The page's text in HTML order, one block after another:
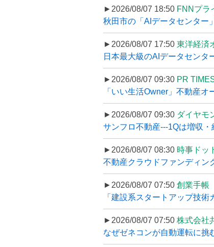
►2026/08/07 18:50 FNNプラ
秋田市の「AIデータセンター
►2026/08/07 17:50 東洋経済
日本最大級のAIデータセンタ
►2026/08/07 09:30 PR
「いい生活Owner」不動産
►2026/08/07 09:30 ダイヤモ
サンフロ不動産---1Qは増収
►2026/08/07 08:30 時事ドッ
不動産クラウドファンディン
►2026/08/07 07:50 創業手帳
「建設系スタートアップ技
►2026/08/07 07:50 株式会社
なぜゼネコンが自動運転に